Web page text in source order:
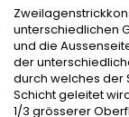
unterschiedlichen
und die
der
durch welches der
Schicht geleitet
1/3 grösserer